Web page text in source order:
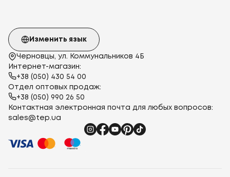
Черновцы, ул. Коммунальников 4Б
Интернет-магазин:
+38 (050) 430 54 00
Отдел оптовых продаж:
+38 (050) 990 26 50
Контактная электронная почта для любых вопросов:
sales@tep.ua
Изменить язык